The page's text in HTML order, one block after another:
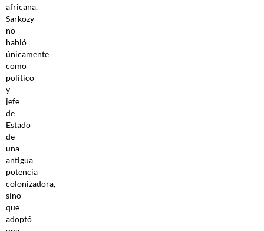
africana.
Sarkozy
no
habló
únicamente
como
político
y
jefe
de
Estado
de
una
antigua
potencia
colonizadora,
sino
que
adoptó